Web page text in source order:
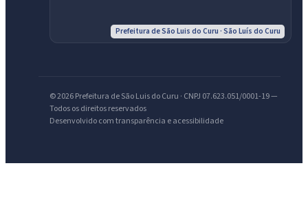
Prefeitura de São Luis do Curu · São Luís do Curu
© 2026 Prefeitura de São Luis do Curu · CNPJ 07.623.051/0001-19 —
Todos os direitos reservados
Desenvolvido com transparência e acessibilidade
licitações, estrutura ou transparência do município.